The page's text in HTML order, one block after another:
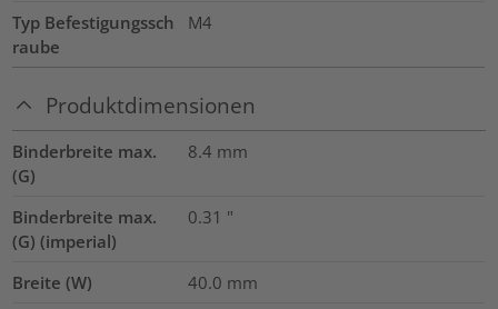
Typ Befestigungssch
raube
M4
Produktdimensionen
Binderbreite max.
(G)
8.4 mm
Binderbreite max.
(G) (imperial)
0.31 "
Breite (W) 40.0 mm